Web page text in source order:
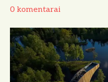
0 A
t
y
v
u
komentarai